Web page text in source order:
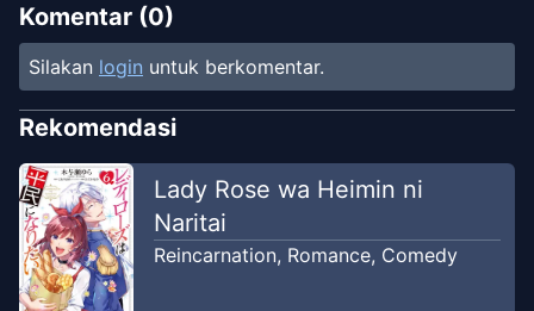
Komentar (0)
Silakan login untuk berkomentar.
Rekomendasi
Lady Rose wa Heimin ni
Naritai
Reincarnation, Romance, Comedy